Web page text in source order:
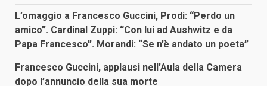
L’omaggio a Francesco Guccini, Prodi: “Perdo un
amico”. Cardinal Zuppi: “Con lui ad Aushwitz e da
Papa Francesco”. Morandi: “Se n’è andato un poeta”
Francesco Guccini, applausi nell’Aula della Camera
dopo l’annuncio della sua morte